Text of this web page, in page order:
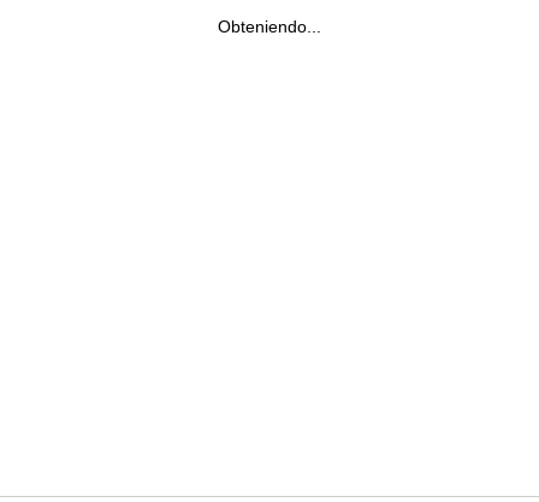
Obteniendo...